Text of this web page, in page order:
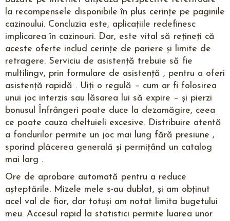
la recompensele disponibile în plus cerințe pe paginile
cazinoului. Concluzia este, aplicațiile redefinesc
implicarea în cazinouri. Dar, este vital să rețineți că
aceste oferte includ cerințe de pariere și limite de
retragere. Serviciu de asistență trebuie să fie
multilingv, prin formulare de asistență , pentru a oferi
asistență rapidă . Uiți o regulă – cum ar fi folosirea
unui joc interzis sau lăsarea lui să expire – și pierzi
bonusul Înfrângeri poate duce la dezamăgire, ceea
ce poate cauza cheltuieli excesive. Distribuire atentă
a fondurilor permite un joc mai lung fără presiune ,
sporind plăcerea generală și permițând un catalog
mai larg .
Ore de aprobare automată pentru a reduce
așteptările. Mizele mele s-au dublat, și am obținut
acel val de fior, dar totuși am notat limita bugetului
meu. Accesul rapid la statistici permite luarea unor